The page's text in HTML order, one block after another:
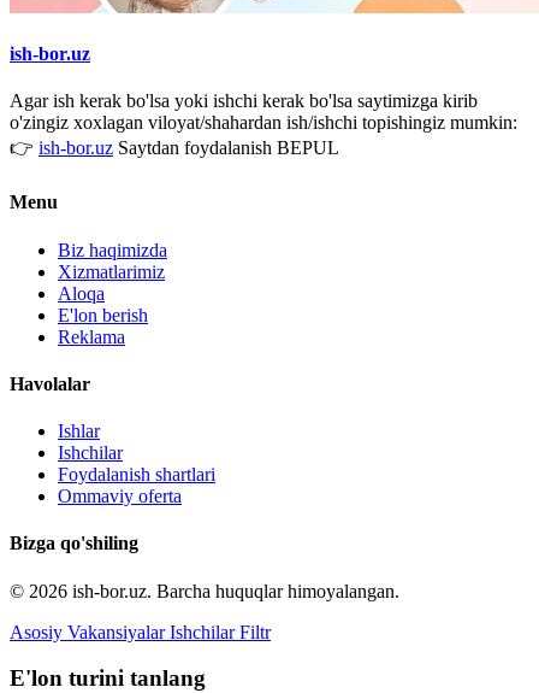
ish-bor.uz
Agar ish kerak bo'lsa yoki ishchi kerak bo'lsa saytimizga kirib
o'zingiz xoxlagan viloyat/shahardan ish/ishchi topishingiz mumkin:
👉 ish-bor.uz Saytdan foydalanish BEPUL
Menu
Biz haqimizda
Xizmatlarimiz
Aloqa
E'lon berish
Reklama
Havolalar
Ishlar
Ishchilar
Foydalanish shartlari
Ommaviy oferta
Bizga qo'shiling
© 2026 ish-bor.uz. Barcha huquqlar himoyalangan.
Asosiy Vakansiyalar Ishchilar Filtr
E'lon turini tanlang